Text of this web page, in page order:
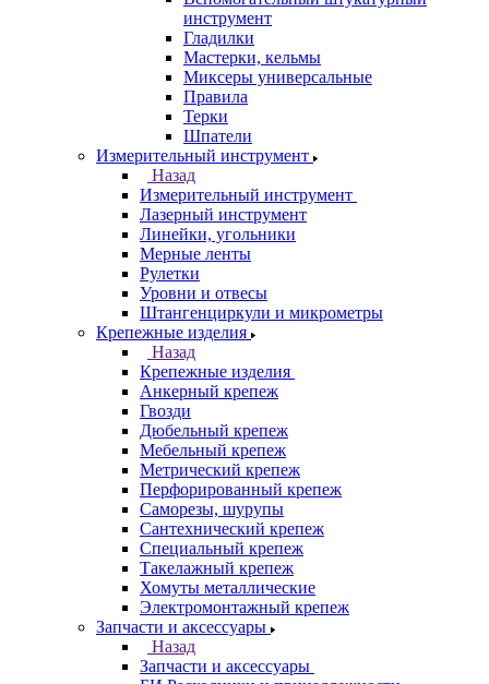
инструмент
Гладилки
Мастерки, кельмы
Миксеры универсальные
Правила
Терки
Шпатели
Измерительный инструмент
Назад
Измерительный инструмент
Лазерный инструмент
Линейки, угольники
Мерные ленты
Рулетки
Уровни и отвесы
Штангенциркули и микрометры
Крепежные изделия
Назад
Крепежные изделия
Анкерный крепеж
Гвозди
Дюбельный крепеж
Мебельный крепеж
Метрический крепеж
Перфорированный крепеж
Саморезы, шурупы
Сантехнический крепеж
Специальный крепеж
Такелажный крепеж
Хомуты металлические
Электромонтажный крепеж
Запчасти и аксессуары
Назад
Запчасти и аксессуары